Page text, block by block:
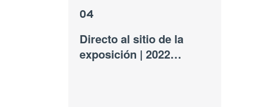
04
Directo al sitio de la
exposición | 2022